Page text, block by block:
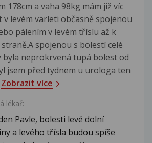
178cm a vaha 98kg mám již víc
v levém varleti občasně spojenou
pálením v levém tříslu až k
spojenou s bolestí celé
byla neprokrvená tupá bolest od
jsem před tydnem u urologa ten
Zobrazit více
lékař:
Pavle, bolesti levé dolní
a levého třísla budou spíše